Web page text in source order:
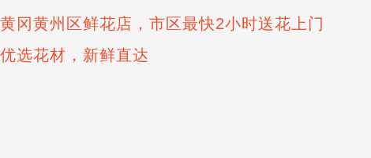
黄冈黄州区鲜花店，市区最快2小时送花上门
优选花材，新鲜直达